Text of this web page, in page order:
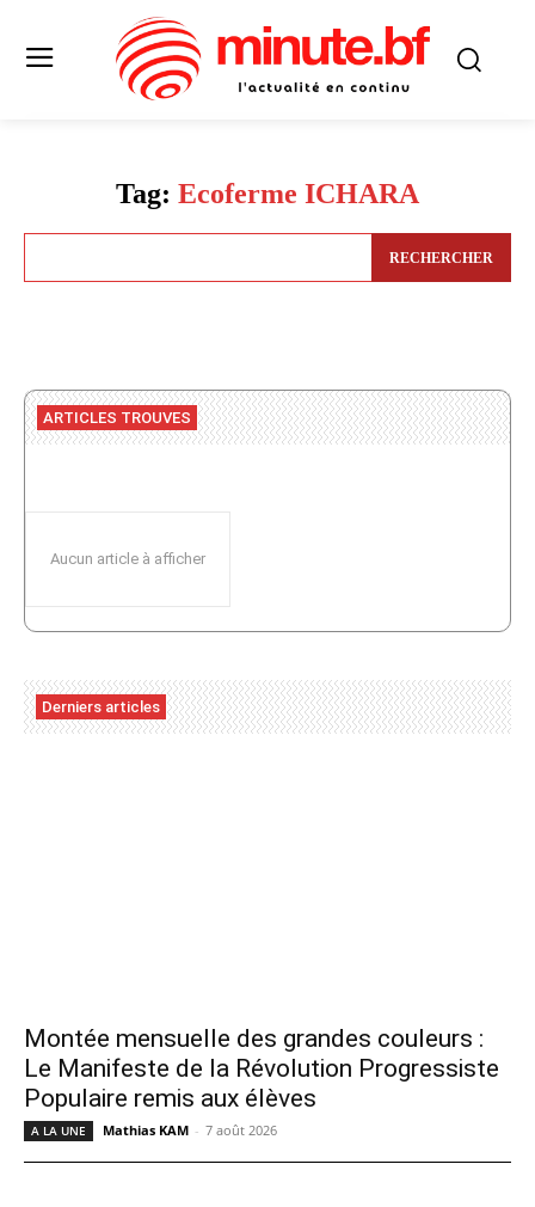
Tag: Ecoferme ICHARA
RECHERCHER
ARTICLES TROUVES
Aucun article à afficher
Derniers articles
Montée mensuelle des grandes couleurs :
Le Manifeste de la Révolution Progressiste
Populaire remis aux élèves
A LA UNE Mathias KAM - 7 août 2026